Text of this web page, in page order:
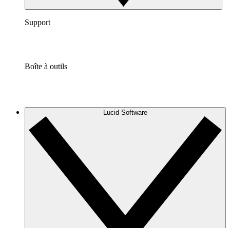
Support
Boîte à outils
Lucid Software